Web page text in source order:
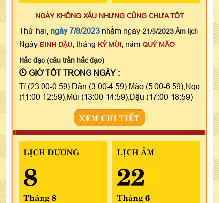
NGÀY KHÔNG XẤU NHƯNG CŨNG CHƯA TỐT
Thứ hai, ngày 7/8/2023 nhằm ngày 21/6/2023 Âm lịch
Ngày ĐINH DẬU , tháng KỶ MÙI , năm QUÝ MÃO
Hắc đạo (câu trần hắc đạo)
GIỜ TỐT TRONG NGÀY :
Tí (23:00-0:59),Dần (3:00-4:59),Mão (5:00-6:59),Ngọ
(11:00-12:59),Mùi (13:00-14:59),Dậu (17:00-18:59)
XEM CHI TIẾT
LỊCH DƯƠNG
8
Tháng 8
LỊCH ÂM
22
Tháng 6